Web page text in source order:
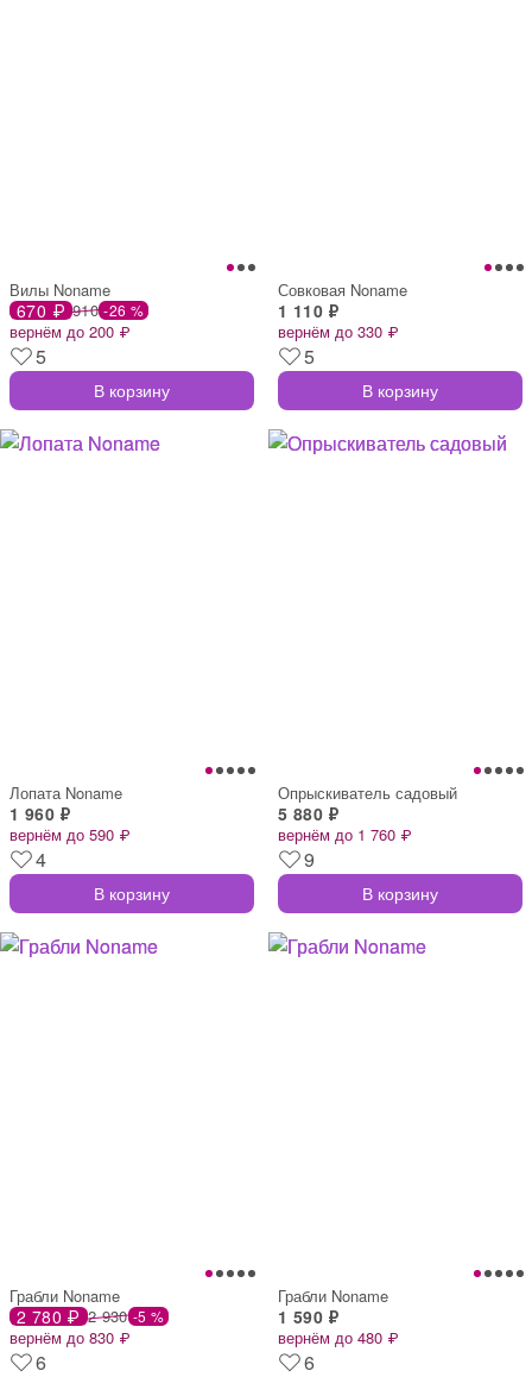
Вилы Noname
670 ₽ 910 -26 %
вернём до 200 ₽
5
В корзину
Совковая Noname
1 110 ₽
вернём до 330 ₽
5
В корзину
Лопата Noname
1 960 ₽
вернём до 590 ₽
4
В корзину
Опрыскиватель садовый
5 880 ₽
вернём до 1 760 ₽
9
В корзину
Грабли Noname
2 780 ₽ 2 930 -5 %
вернём до 830 ₽
6
Грабли Noname
1 590 ₽
вернём до 480 ₽
6